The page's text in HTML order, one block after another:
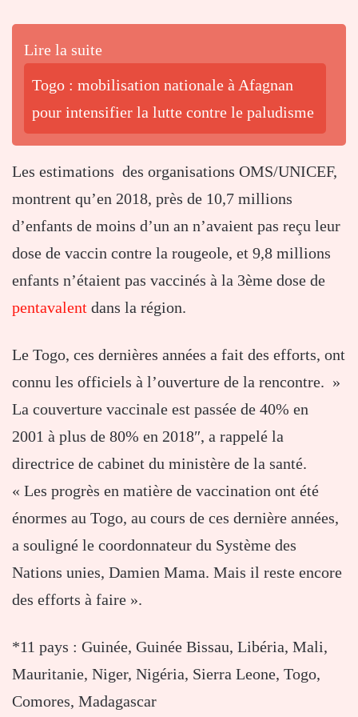
Lire la suite
Togo : mobilisation nationale à Afagnan
pour intensifier la lutte contre le paludisme
Les estimations des organisations OMS/UNICEF,
montrent qu’en 2018, près de 10,7 millions
d’enfants de moins d’un an n’avaient pas reçu leur
dose de vaccin contre la rougeole, et 9,8 millions
enfants n’étaient pas vaccinés à la 3ème dose de
pentavalent dans la région.
Le Togo, ces dernières années a fait des efforts, ont
connu les officiels à l’ouverture de la rencontre. »
La couverture vaccinale est passée de 40% en
2001 à plus de 80% en 2018″, a rappelé la
directrice de cabinet du ministère de la santé.
« Les progrès en matière de vaccination ont été
énormes au Togo, au cours de ces dernière années,
a souligné le coordonnateur du Système des
Nations unies, Damien Mama. Mais il reste encore
des efforts à faire ».
*11 pays : Guinée, Guinée Bissau, Libéria, Mali,
Mauritanie, Niger, Nigéria, Sierra Leone, Togo,
Comores, Madagascar